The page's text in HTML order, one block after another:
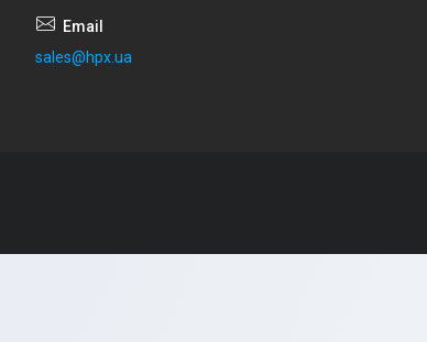
sales@hpx.ua